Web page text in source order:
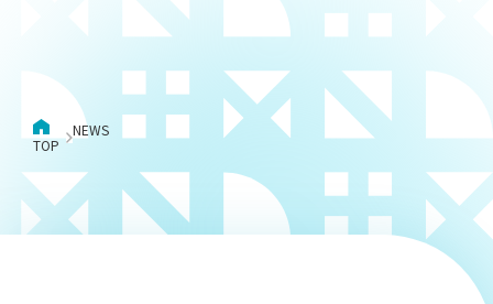
TOP
NEWS